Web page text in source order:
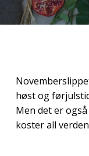
høst og
Men det er
koster all